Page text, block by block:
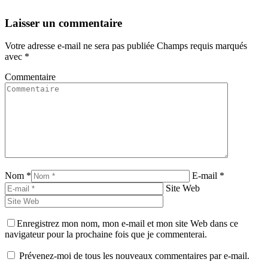
Laisser un commentaire
Votre adresse e-mail ne sera pas publiée Champs requis marqués
avec *
Commentaire
Nom *
E-mail *
Site Web
Enregistrez mon nom, mon e-mail et mon site Web dans ce
navigateur pour la prochaine fois que je commenterai.
Prévenez-moi de tous les nouveaux commentaires par e-mail.